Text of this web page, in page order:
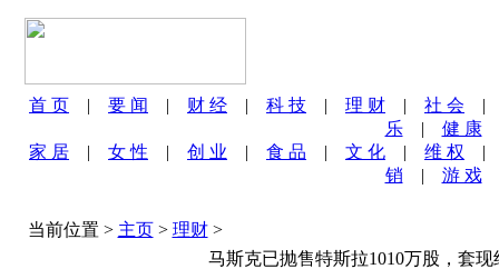
首 页 | 要 闻 | 财 经 | 科 技 | 理 财 | 社 会
乐| 健 康
家 居 | 女 性 | 创 业 | 食 品 | 文 化 | 维 权
销 | 游 戏
当前位置 > 主页> 理财>
马斯克已抛售特斯拉1010万股，套现